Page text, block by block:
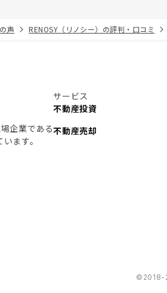
声 RENOSY（リノシー）の評判・口コミ
企業である
ます。
サービス
不動産投資
不動産売却
©︎2018-